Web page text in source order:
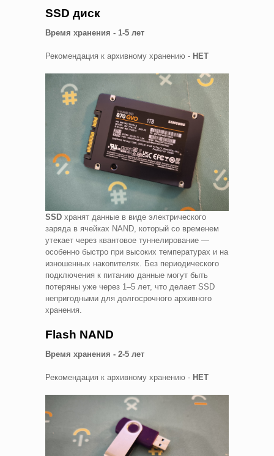
SSD диск
Время хранения - 1-5 лет
Рекомендация к архивному хранению - НЕТ
SSD хранят данные в виде электрического
заряда в ячейках NAND, который со временем
утекает через квантовое туннелирование —
особенно быстро при высоких температурах и на
изношенных накопителях. Без периодического
подключения к питанию данные могут быть
потеряны уже через 1–5 лет, что делает SSD
непригодными для долгосрочного архивного
хранения.
Flash NAND
Время хранения - 2-5 лет
Рекомендация к архивному хранению - НЕТ